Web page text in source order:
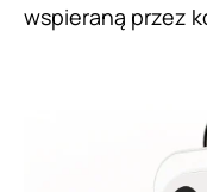
wspieraną przez